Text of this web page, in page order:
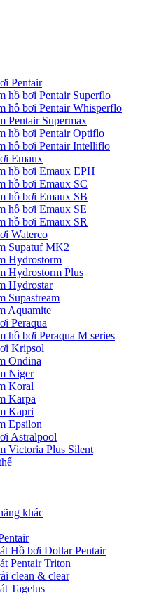
Pentair
hồ bơi Pentair Superflo
hồ bơi Pentair Whisperflo
Pentair Supermax
hồ bơi Pentair Optiflo
hồ bơi Pentair Intelliflo
Emaux
hồ bơi Emaux EPH
hồ bơi Emaux SC
hồ bơi Emaux SB
hồ bơi Emaux SE
hồ bơi Emaux SR
Waterco
Supatuf MK2
Hydrostorm
Hydrostorm Plus
Hydrostar
Supastream
Aquamite
Peraqua
hồ bơi Peraqua M series
Kripsol
Ondina
Niger
Koral
Karpa
Kapri
Epsilon
Astralpool
Victoria Plus Silent
khác
Hồ bơi Dollar Pentair
Pentair Triton
clean & clear
Tagelus